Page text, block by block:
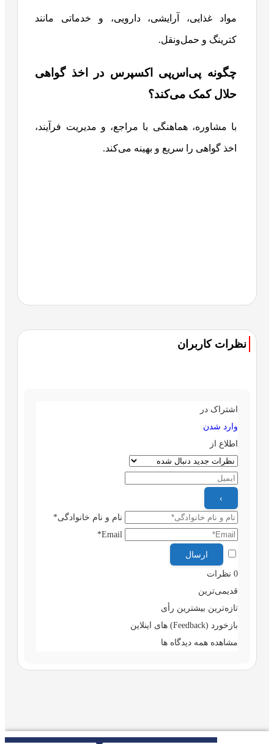
مواد غذایی، آرایشی، دارویی، و خدماتی مانند
کترینگ و حمل‌ونقل.
چگونه پی‌اس‌پی اکسپرس در اخذ گواهی
حلال کمک می‌کند؟
با مشاوره، هماهنگی با مراجع، و مدیریت فرآیند،
اخذ گواهی را سریع و بهینه می‌کند.
نظرات کاربران
اشتراک در
وارد شدن
اطلاع از
نام و نام خانوادگی*
Email*
0 نظرات
قدیمی‌ترین
تازه‌ترین بیشترین رأی
بازخورد (Feedback) های اینلاین
مشاهده همه دیدگاه ها